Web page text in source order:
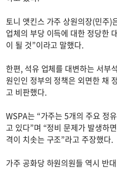
토니 앳킨스 가주 상원의장(민주)
업체의 부당 이득에 대한 정당한
이 될 것”이라고 말했다.
한편, 석유 업체를 대변하는 서부
원인인 정부의 정책은 외면한 채
고 비판했다.
WSPA는 “가주는 5개의 주요 정
고 있다”며 “정비 문제가 발생하
격이 치솟는 구조”라고 주장했다.
가주 공화당 하원의원들 역시 반